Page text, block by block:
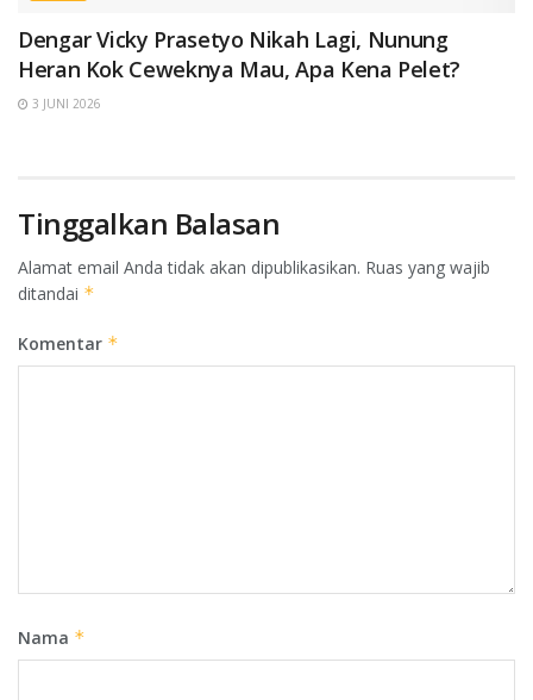
Dengar Vicky Prasetyo Nikah Lagi, Nunung
Heran Kok Ceweknya Mau, Apa Kena Pelet?
3 JUNI 2026
Tinggalkan Balasan
Alamat email Anda tidak akan dipublikasikan. Ruas yang wajib
ditandai *
Komentar *
Nama *